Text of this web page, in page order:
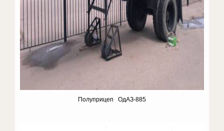
Полуприцеп ОдАЗ-885